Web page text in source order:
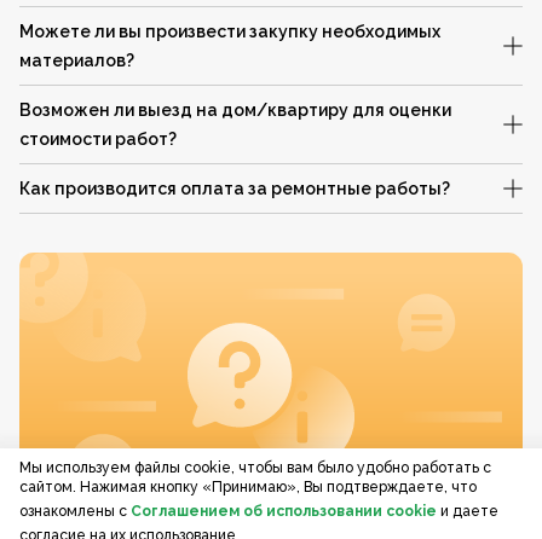
Можете ли вы произвести закупку необходимых
материалов?
Возможен ли выезд на дом/квартиру для оценки
стоимости работ?
Как производится оплата за ремонтные работы?
Мы используем файлы cookie, чтобы вам было удобно работать с
сайтом. Нажимая кнопку «Принимаю», Вы подтверждаете, что
ознакомлены с Соглашением об использовании cookie и даете
согласие на их использование.